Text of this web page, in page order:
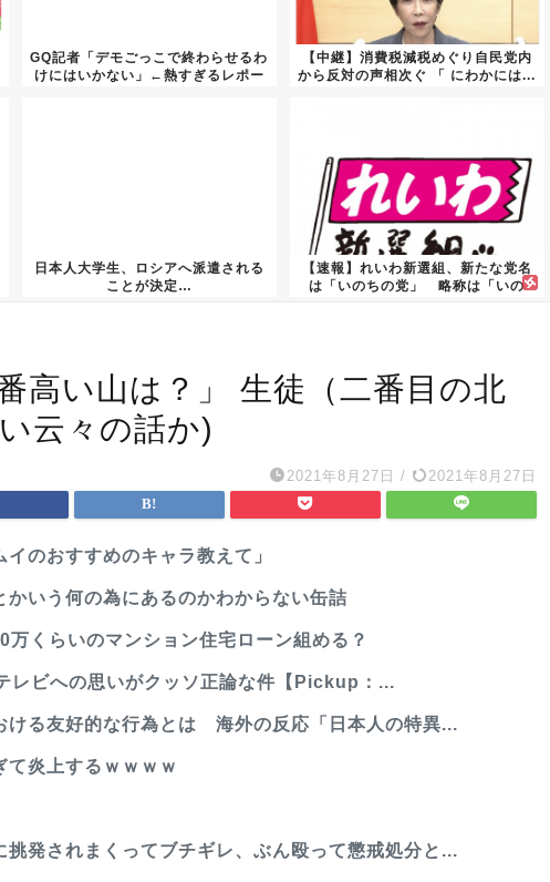
GQ記者「デモごっこで終わらせるわ
けにはいかない」←熱すぎるレポー
【中継】消費税減税めぐり自民党内
から反対の声相次ぐ 「 にわかには...
日本人大学生、ロシアへ派遣される
ことが決定…
【速報】れいわ新選組、新たな党名
は「いのちの党」 略称は「いの
高い山は？」 生徒（二番目の北
云々の話か)
2021年8月27日 / 2021年8月27日
のおすすめのキャラ教えて」
かいう何の為にあるのかわからない缶詰
くらいのマンション住宅ローン組める？
レビへの思いがクッソ正論な件【Pickup：...
ける友好的な行為とは 海外の反応「日本人の特異...
て炎上するｗｗｗｗ
挑発されまくってブチギレ、ぶん殴って懲戒処分と...